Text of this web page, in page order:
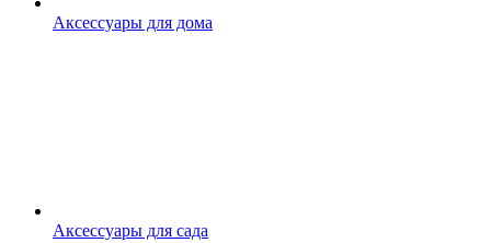
Аксессуары для дома
Аксессуары для сада